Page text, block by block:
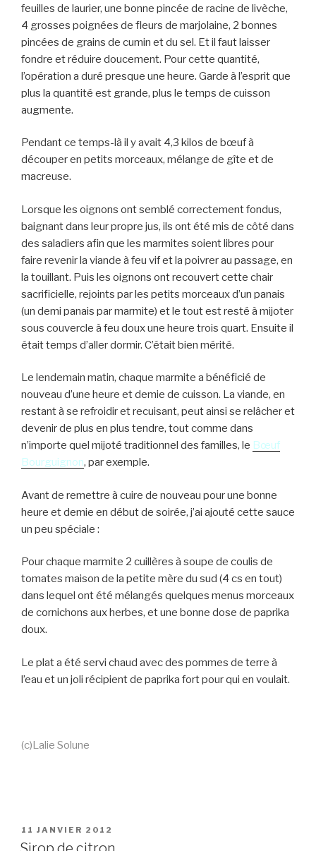
feuilles de laurier, une bonne pincée de racine de livèche,
4 grosses poignées de fleurs de marjolaine, 2 bonnes
pincées de grains de cumin et du sel. Et il faut laisser
fondre et réduire doucement. Pour cette quantité,
l’opération a duré presque une heure. Garde à l’esprit que
plus la quantité est grande, plus le temps de cuisson
augmente.
Pendant ce temps-là il y avait 4,3 kilos de bœuf à
découper en petits morceaux, mélange de gîte et de
macreuse.
Lorsque les oignons ont semblé correctement fondus,
baignant dans leur propre jus, ils ont été mis de côté dans
des saladiers afin que les marmites soient libres pour
faire revenir la viande à feu vif et la poivrer au passage, en
la touillant. Puis les oignons ont recouvert cette chair
sacrificielle, rejoints par les petits morceaux d’un panais
(un demi panais par marmite) et le tout est resté à mijoter
sous couvercle à feu doux une heure trois quart. Ensuite il
était temps d’aller dormir. C’était bien mérité.
Le lendemain matin, chaque marmite a bénéficié de
nouveau d’une heure et demie de cuisson. La viande, en
restant à se refroidir et recuisant, peut ainsi se relâcher et
devenir de plus en plus tendre, tout comme dans
n’importe quel mijoté traditionnel des familles, le Bœuf
Bourguignon, par exemple.
Avant de remettre à cuire de nouveau pour une bonne
heure et demie en début de soirée, j’ai ajouté cette sauce
un peu spéciale :
Pour chaque marmite 2 cuillères à soupe de coulis de
tomates maison de la petite mère du sud (4 cs en tout)
dans lequel ont été mélangés quelques menus morceaux
de cornichons aux herbes, et une bonne dose de paprika
doux.
Le plat a été servi chaud avec des pommes de terre à
l’eau et un joli récipient de paprika fort pour qui en voulait.
(c)Lalie Solune
PUBLIÉ
LE
11 JANVIER 2012